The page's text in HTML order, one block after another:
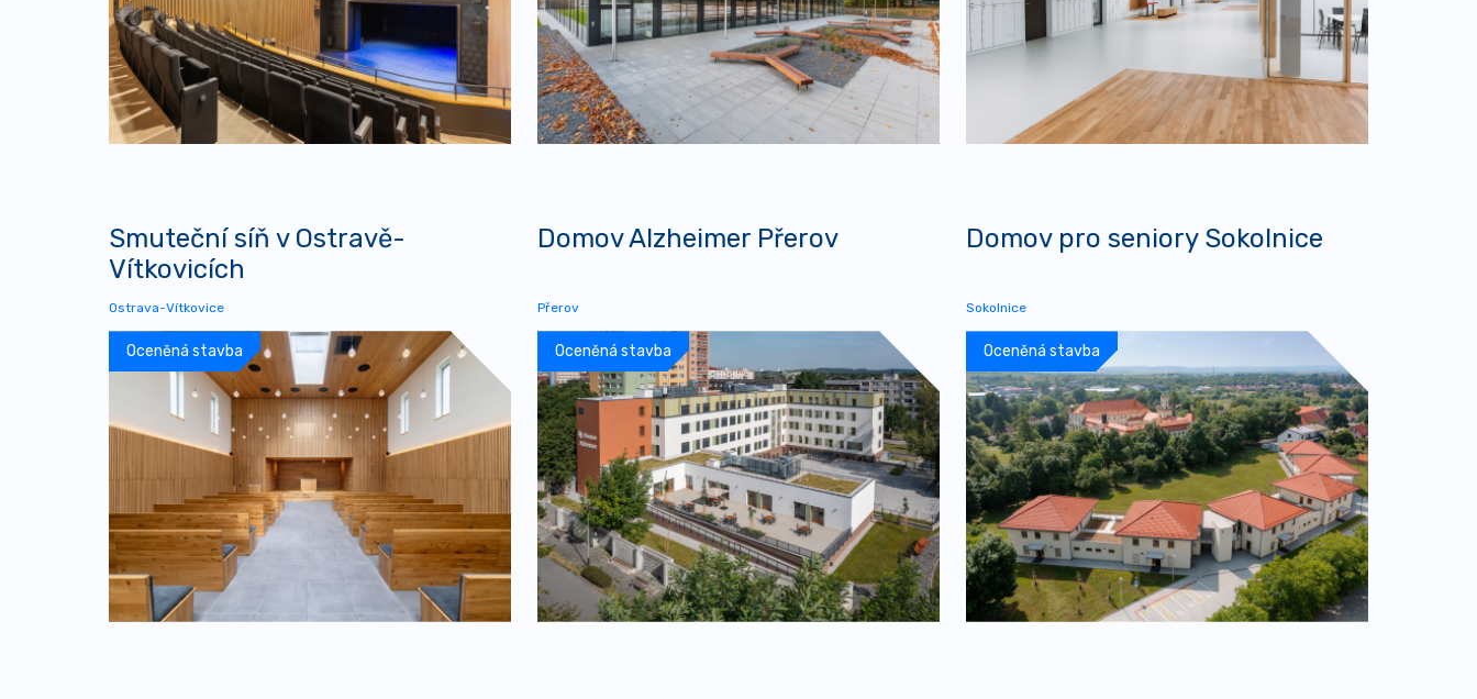
Smuteční síň v Ostravě-
Vítkovicích
Ostrava-Vítkovice
Oceněná stavba
Domov Alzheimer Přerov
Přerov
Oceněná stavba
Domov pro seniory Sokolnice
Sokolnice
Oceněná stavba